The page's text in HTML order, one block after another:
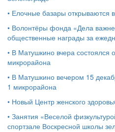
• Елочные базары открываются
• Волонтёры фонда «Дела
общественные награды за
• В Матушкино вчера состоялся
микрорайона
• В Матушкино вечером 15
1 микрорайона
• Новый Центр женского
• Занятия «Веселой
спортзале Воскресной школы